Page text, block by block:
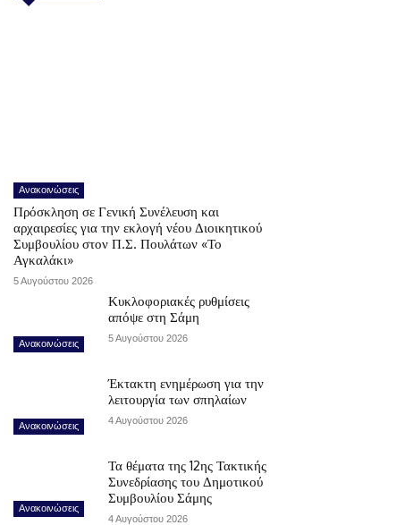
Ανακοινώσεις
Πρόσκληση σε Γενική Συνέλευση και
αρχαιρεσίες για την εκλογή νέου Διοικητικού
Συμβουλίου στον Π.Σ. Πουλάτων «Το
Αγκαλάκι»
5 Αυγούστου 2026
Ανακοινώσεις
Κυκλοφοριακές ρυθμίσεις
απόψε στη Σάμη
5 Αυγούστου 2026
Ανακοινώσεις
Έκτακτη ενημέρωση για την
λειτουργία των σπηλαίων
4 Αυγούστου 2026
Ανακοινώσεις
Τα θέματα της 12ης Τακτικής
Συνεδρίασης του Δημοτικού
Συμβουλίου Σάμης
4 Αυγούστου 2026